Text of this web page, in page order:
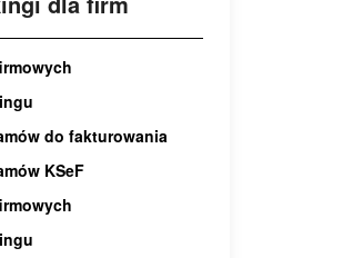
do fakturowania
KSeF